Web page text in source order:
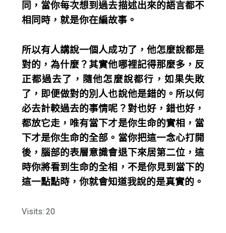
同，當你每次想到過去描述出來的語言都不
相同時，就是你在編故事。
所以有人講說一個人成功了，他怎麼說都是
對的，為什麼？其實他哪裡記得那麼多，反
正都過去了，隨他怎麼說都行，如果失敗
了，即便做對的別人也說他是錯的。所以何
必去計較過去的事情呢？對也好，錯也好，
都放它走，唯有當下才是你生命的實相，當
下才是你生命的全部。當你把這一念心打開
後，腦部的表層意識會退下來居第二位，這
時你將看到生命的全相，不是你見到當下的
這一點點時，你就會知道我說的是真實的。
Visits: 20